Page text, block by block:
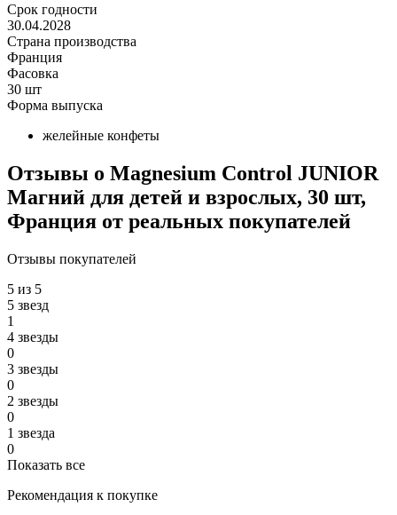
Срок годности
30.04.2028
Страна производства
Франция
Фасовка
30 шт
Форма выпуска
желейные конфеты
Отзывы о Magnesium Control JUNIOR
Магний для детей и взрослых, 30 шт,
Франция от реальных покупателeй
Отзывы покупателей
5 из 5
5 звезд
1
4 звезды
0
3 звезды
0
2 звезды
0
1 звезда
0
Показать все
Рекомендация к покупке